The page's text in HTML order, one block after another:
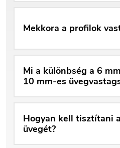
Mekkora a profilok
Mi a különbség a 6
10 mm-es
Hogyan kell tisztítani
üvegét?